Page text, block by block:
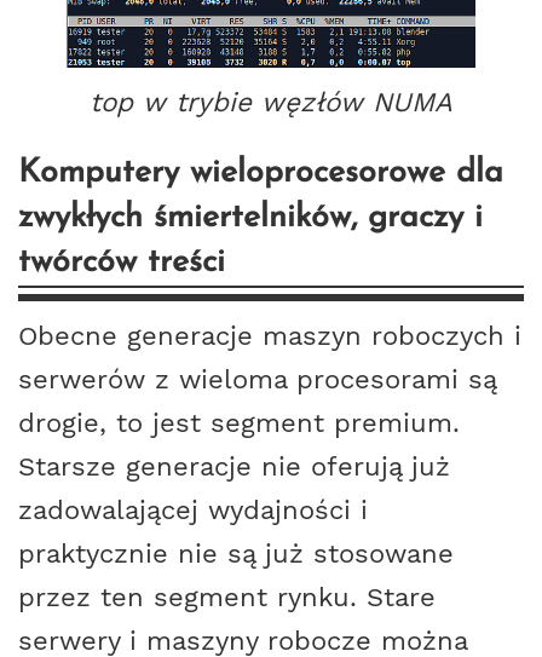
top w trybie węzłów NUMA
Komputery wieloprocesorowe dla
zwykłych śmiertelników, graczy i
twórców treści
Obecne generacje maszyn roboczych i
serwerów z wieloma procesorami są
drogie, to jest segment premium.
Starsze generacje nie oferują już
zadowalającej wydajności i
praktycznie nie są już stosowane
przez ten segment rynku. Stare
serwery i maszyny robocze można